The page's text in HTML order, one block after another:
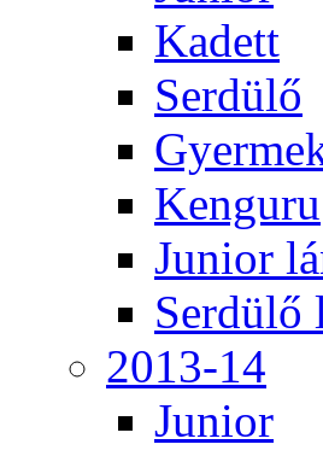
Kadett
Serdülő
Kenguru
Junior
Serdülő
2013-14
Junior